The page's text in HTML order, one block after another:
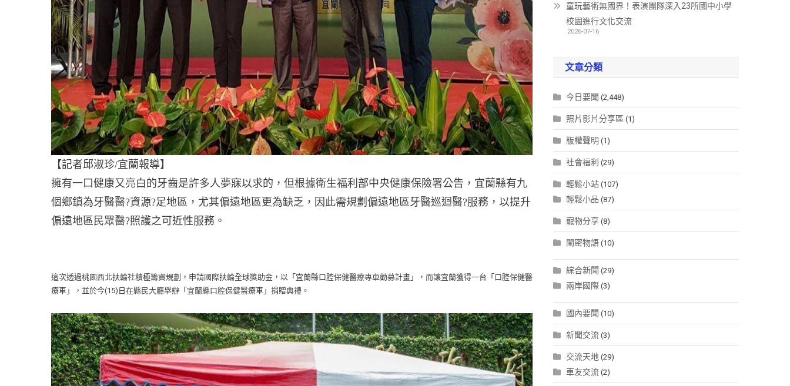
【記者邱淑珍/宜蘭報導】
擁有一口健康又亮白的牙齒是許多人夢寐以求的，但根據衛生福利部中央健康保險署公告，宜蘭縣有九
個鄉鎮為牙醫醫?資源?足地區，尤其偏遠地區更為缺乏，因此需規劃偏遠地區牙醫巡迴醫?服務，以提升
偏遠地區民眾醫?照護之可近性服務。
這次透過桃園西北扶輪社積極籌資規劃，申請國際扶輪全球獎助金，以「宜蘭縣口腔保健醫療專車勸募計畫」，而讓宜蘭獲得一台「口腔保健醫
療車」，並於今(15)日在縣民大廳舉辦「宜蘭縣口腔保健醫療車」捐贈典禮。
童玩藝術無國界！表演團隊深入23所國中小學
校園進行文化交流
2026-07-16
文章分類
今日要聞 (2,448)
照片影片分享區 (1)
版權聲明 (1)
社會福利 (29)
輕鬆小站 (107)
輕鬆小品 (87)
寵物分享 (8)
閨密物語 (10)
綜合新聞 (29)
兩岸國際 (3)
國內要聞 (10)
新聞交流 (3)
交流天地 (29)
車友交流 (2)